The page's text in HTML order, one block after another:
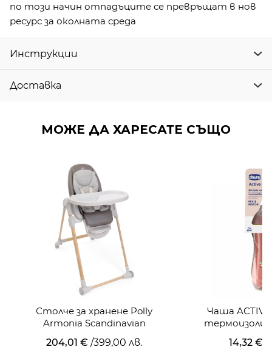
по този начин отпадъците се превръщат в нов
ресурс за околната среда
Инструкции
Доставка
МОЖЕ ДА ХАРЕСАТЕ СЪЩО
Столче за хранене Polly
Armonia Scandinavian
204,01 € /399,00 лв.
Чаша ACTIVE
14,32 €